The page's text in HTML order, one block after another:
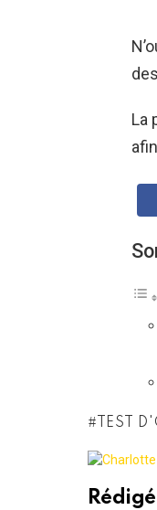
La
TEST